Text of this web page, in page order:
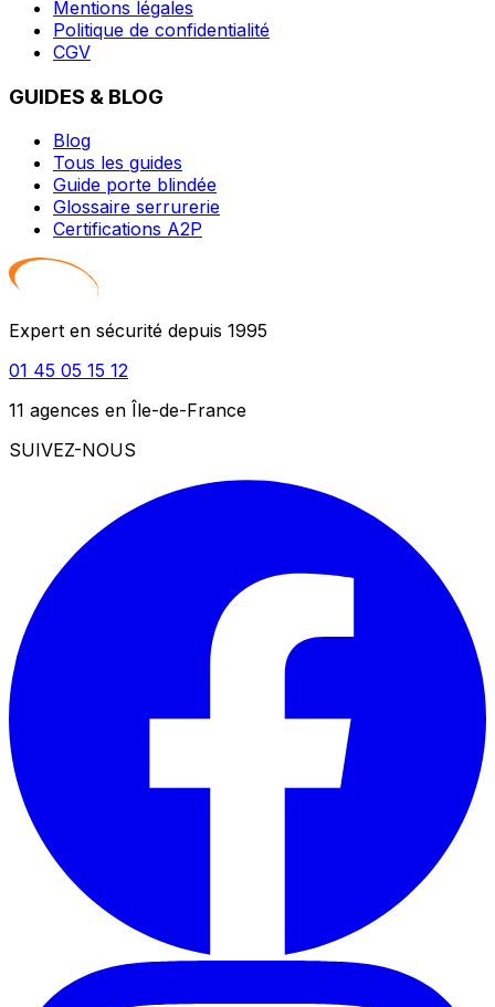
Mentions légales
Politique de confidentialité
CGV
GUIDES & BLOG
Blog
Tous les guides
Guide porte blindée
Glossaire serrurerie
Certifications A2P
Expert en sécurité depuis 1995
01 45 05 15 12
11 agences en Île-de-France
SUIVEZ-NOUS